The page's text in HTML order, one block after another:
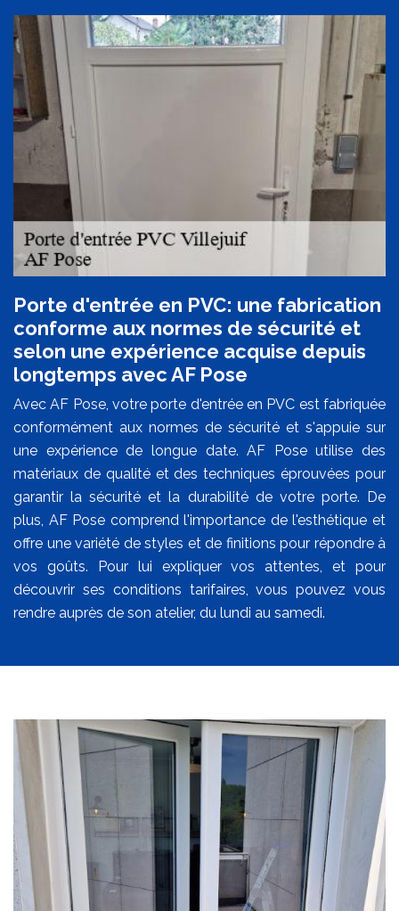
Porte d'entrée en PVC: une fabrication
conforme aux normes de sécurité et
selon une expérience acquise depuis
longtemps avec AF Pose
Avec AF Pose, votre porte d'entrée en PVC est fabriquée
conformément aux normes de sécurité et s'appuie sur
une expérience de longue date. AF Pose utilise des
matériaux de qualité et des techniques éprouvées pour
garantir la sécurité et la durabilité de votre porte. De
plus, AF Pose comprend l'importance de l'esthétique et
offre une variété de styles et de finitions pour répondre à
vos goûts. Pour lui expliquer vos attentes, et pour
découvrir ses conditions tarifaires, vous pouvez vous
rendre auprès de son atelier, du lundi au samedi.